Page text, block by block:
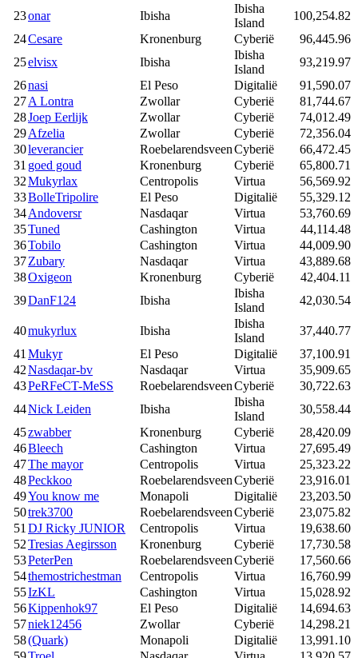
23onar Ibisha
Ibisha
Island
100,254.82
24Cesare Kronenburg Cyberië
96,445.96
25elvisx Ibisha
Ibisha
Island
93,219.97
26nasi El Peso Digitalië
91,590.07
27A Lontra Zwollar Cyberië
81,744.67
28Joep Eerlijk Zwollar Cyberië
74,012.49
29Afzelia Zwollar Cyberië
72,356.04
30leverancier RoebelarendsveenCyberië
66,472.45
31 goed goud Kronenburg Cyberië
65,800.71
32Mukyrlax Centropolis Virtua
56,569.92
33BolleTripolire El Peso Digitalië
55,329.12
34Andoversr Nasdaqar Virtua
53,760.69
35Tuned Cashington Virtua
44,114.48
36Tobilo Cashington Virtua
44,009.90
37Zubary Nasdaqar Virtua
43,889.68
38Oxigeon Kronenburg Cyberië
42,404.11
39DanF124 Ibisha
Ibisha
Island
42,030.54
40mukyrlux Ibisha
Ibisha
Island
37,440.77
41 Mukyr El Peso Digitalië
37,100.91
42Nasdaqar-bv Nasdaqar Virtua
35,909.65
43PeRFeCT-MeSS RoebelarendsveenCyberië
30,722.63
44Nick Leiden Ibisha
Ibisha
Island
30,558.44
45zwabber Kronenburg Cyberië
28,420.09
46Bleech Cashington Virtua
27,695.49
47The mayor Centropolis Virtua
25,323.22
48Peckkoo RoebelarendsveenCyberië
23,916.01
49You know me Monapoli Digitalië
23,203.50
50trek3700 RoebelarendsveenCyberië
23,075.82
51 DJ Ricky JUNIOR Centropolis Virtua
19,638.60
52Tresias Aegirsson Kronenburg Cyberië
17,730.58
53PeterPen RoebelarendsveenCyberië
17,560.66
54themostrichestman Centropolis Virtua
16,760.99
55IzKL Cashington Virtua
15,028.92
56Kippenhok97 El Peso Digitalië
14,694.63
57niek12456 Zwollar Cyberië
14,298.21
58(Quark) Monapoli Digitalië
13,991.10